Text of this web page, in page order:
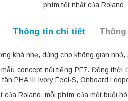
phím tốt nhất của
Thông tin chi tiết
khá nhẹ, dùng cho không gian
concept nổi tiếng PF7. Đồng
PHA III Ivory Feel-S, Onboard
Roland, mỗi phím của một buổi